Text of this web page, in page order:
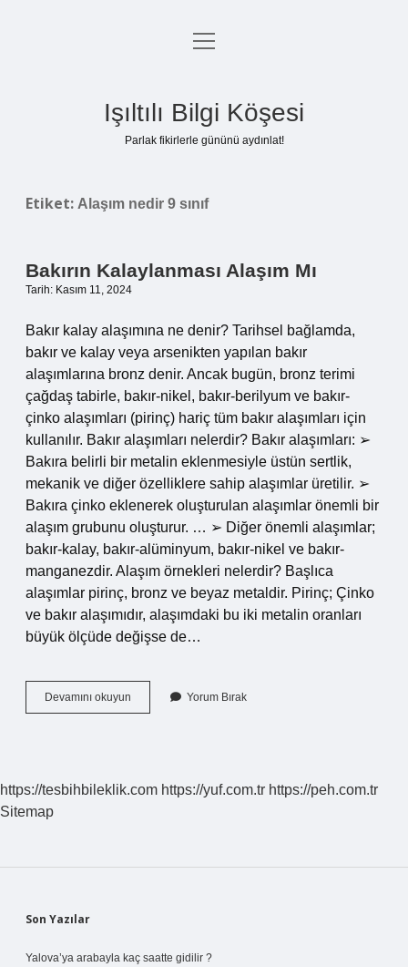
Anasayfa
Yasal Uyarı
menüyü
Işıltılı Bilgi Köşesi
Parlak fikirlerle gününü aydınlat!
Etiket: Alaşım nedir 9 sınıf
Bakırın Kalaylanması Alaşım Mı
Tarih: Kasım 11, 2024
Bakır kalay alaşımına ne denir? Tarihsel bağlamda,
bakır ve kalay veya arsenikten yapılan bakır
alaşımlarına bronz denir. Ancak bugün, bronz terimi
çağdaş tabirle, bakır-nikel, bakır-berilyum ve bakır-
çinko alaşımları (pirinç) hariç tüm bakır alaşımları için
kullanılır. Bakır alaşımları nelerdir? Bakır alaşımları: ➢
Bakıra belirli bir metalin eklenmesiyle üstün sertlik,
mekanik ve diğer özelliklere sahip alaşımlar üretilir. ➢
Bakıra çinko eklenerek oluşturulan alaşımlar önemli bir
alaşım grubunu oluşturur. … ➢ Diğer önemli alaşımlar;
bakır-kalay, bakır-alüminyum, bakır-nikel ve bakır-
manganezdir. Alaşım örnekleri nelerdir? Başlıca
alaşımlar pirinç, bronz ve beyaz metaldir. Pirinç; Çinko
ve bakır alaşımıdır, alaşımdaki bu iki metalin oranları
büyük ölçüde değişse de…
Devamını okuyun
Kalaylanması
Yorum Bırak
https://tesbihbileklik.com https://yuf.com.tr https://peh.com.tr
Sitemap
Sidebar
Son Yazılar
Yalova’ya arabayla kaç saatte gidilir ?